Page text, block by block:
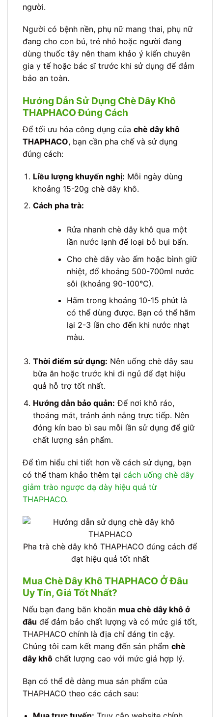
người.
Người có bệnh nền, phụ nữ mang thai, phụ nữ
đang cho con bú, trẻ nhỏ hoặc người đang
dùng thuốc tây nên tham khảo ý kiến chuyên
gia y tế hoặc bác sĩ trước khi sử dụng để đảm
bảo an toàn.
Hướng Dẫn Sử Dụng Chè Dây Khô
THAPHACO Đúng Cách
Để tối ưu hóa công dụng của chè dây khô
THAPHACO, bạn cần pha chế và sử dụng
đúng cách:
Liều lượng khuyến nghị: Mỗi ngày dùng
khoảng 15-20g chè dây khô.
Cách pha trà:
Rửa nhanh chè dây khô qua một
lần nước lạnh để loại bỏ bụi bẩn.
Cho chè dây vào ấm hoặc bình giữ
nhiệt, đổ khoảng 500-700ml nước
sôi (khoảng 90-100°C).
Hãm trong khoảng 10-15 phút là
có thể dùng được. Bạn có thể hãm
lại 2-3 lần cho đến khi nước nhạt
màu.
Thời điểm sử dụng: Nên uống chè dây sau
bữa ăn hoặc trước khi đi ngủ để đạt hiệu
quả hỗ trợ tốt nhất.
Hướng dẫn bảo quản: Để nơi khô ráo,
thoáng mát, tránh ánh nắng trực tiếp. Nên
đóng kín bao bì sau mỗi lần sử dụng để giữ
chất lượng sản phẩm.
Để tìm hiểu chi tiết hơn về cách sử dụng, bạn
có thể tham khảo thêm tại cách uống chè dây
giảm trào ngược dạ dày hiệu quả từ
THAPHACO.
Pha trà chè dây khô THAPHACO đúng cách để
đạt hiệu quả tốt nhất
Mua Chè Dây Khô THAPHACO Ở Đâu
Uy Tín, Giá Tốt Nhất?
Nếu bạn đang băn khoăn mua chè dây khô ở
đâu để đảm bảo chất lượng và có mức giá tốt,
THAPHACO chính là địa chỉ đáng tin cậy.
Chúng tôi cam kết mang đến sản phẩm chè
dây khô chất lượng cao với mức giá hợp lý.
Bạn có thể dễ dàng mua sản phẩm của
THAPHACO theo các cách sau: